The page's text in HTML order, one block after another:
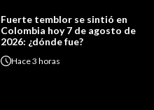
Fuerte temblor se sintió en
Colombia hoy 7 de agosto de
2026: ¿dónde fue?
Hace3 horas